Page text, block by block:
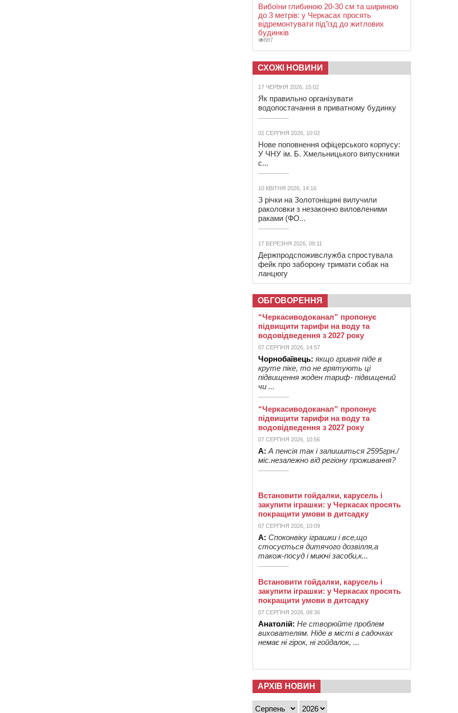
Вибоїни глибиною 20-30 см та шириною
до 3 метрів: у Черкасах просять
відремонтувати під’їзд до житлових
будинків
887
СХОЖІ НОВИНИ
17 ЧЕРВНЯ 2026, 15:02
Як правильно організувати
водопостачання в приватному будинку
02 СЕРПНЯ 2026, 10:02
Нове поповнення офіцерського корпусу:
У ЧНУ ім. Б. Хмельницького випускники
с...
10 КВІТНЯ 2026, 14:16
З річки на Золотоніщині вилучили
раколовки з незаконно виловленими
раками (ФО...
17 БЕРЕЗНЯ 2026, 09:11
Держпродспоживслужба спростувала
фейк про заборону тримати собак на
ланцюгу
ОБГОВОРЕННЯ
“Черкасиводоканал” пропонує
підвищити тарифи на воду та
водовідведення з 2027 року
07 СЕРПНЯ 2026, 14:57
Чорнобаївець: якщо гривня піде в
круте піке, то не врятують ці
підвищення жоден тариф- підвищений
чи ...
“Черкасиводоканал” пропонує
підвищити тарифи на воду та
водовідведення з 2027 року
07 СЕРПНЯ 2026, 10:56
А: А пенсія так і залишиться 2595грн./
міс.незалежно від регіону проживання?
Встановити гойдалки, карусель і
закупити іграшки: у Черкасах просять
покращити умови в дитсадку
07 СЕРПНЯ 2026, 10:09
А: Споконвіку іграшки і все,що
стосується дитячого дозвілля,а
також-посуд і миючі засоби,к...
Встановити гойдалки, карусель і
закупити іграшки: у Черкасах просять
покращити умови в дитсадку
07 СЕРПНЯ 2026, 09:36
Анатолій: Не створюйте проблем
вихователям. Ніде в місті в садочках
немає ні гірок, ні гойдалок, ...
АРХІВ НОВИН